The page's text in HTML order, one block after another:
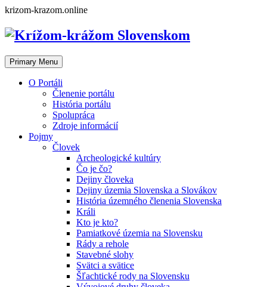
Skip
content
krizom-krazom.online
Primary Menu
O Portáli
Členenie portálu
História portálu
Spolupráca
Zdroje informácií
Pojmy
Človek
Archeologické kultúry
Čo je čo?
Dejiny človeka
Dejiny územia Slovenska a Slovákov
História územného členenia Slovenska
Králi
Kto je kto?
Pamiatkové územia na Slovensku
Rády a rehole
Stavebné slohy
Svätci a svätice
Šľachtické rody na Slovensku